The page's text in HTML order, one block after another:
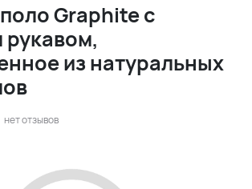
Graphite с
рукавом,
из натуральных
нет отзывов